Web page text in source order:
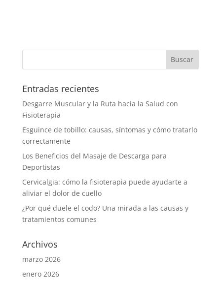
Entradas recientes
Desgarre Muscular y la Ruta hacia la Salud con
Fisioterapia
Esguince de tobillo: causas, síntomas y cómo tratarlo
correctamente
Los Beneficios del Masaje de Descarga para
Deportistas
Cervicalgia: cómo la fisioterapia puede ayudarte a
aliviar el dolor de cuello
¿Por qué duele el codo? Una mirada a las causas y
tratamientos comunes
Archivos
marzo 2026
enero 2026